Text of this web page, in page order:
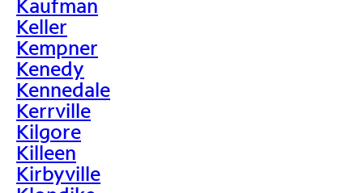
Kaufman
Keller
Kempner
Kenedy
Kennedale
Kerrville
Kilgore
Killeen
Kirbyville